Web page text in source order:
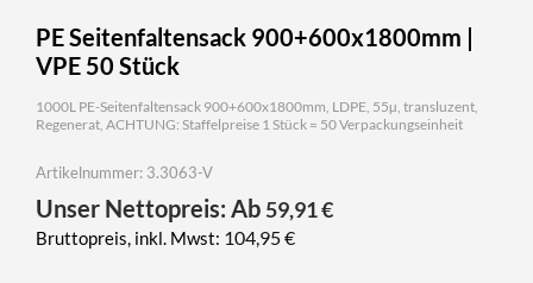
PE Seitenfaltensack 900+600x1800mm |
VPE 50 Stück
1000L PE-Seitenfaltensack 900+600x1800mm, LDPE, 55µ, transluzent,
Regenerat, ACHTUNG: Staffelpreise 1 Stück = 50 Verpackungseinheit
Artikelnummer: 3.3063-V
Unser Nettopreis: Ab 59,91€
Bruttopreis, inkl. Mwst: 104,95€